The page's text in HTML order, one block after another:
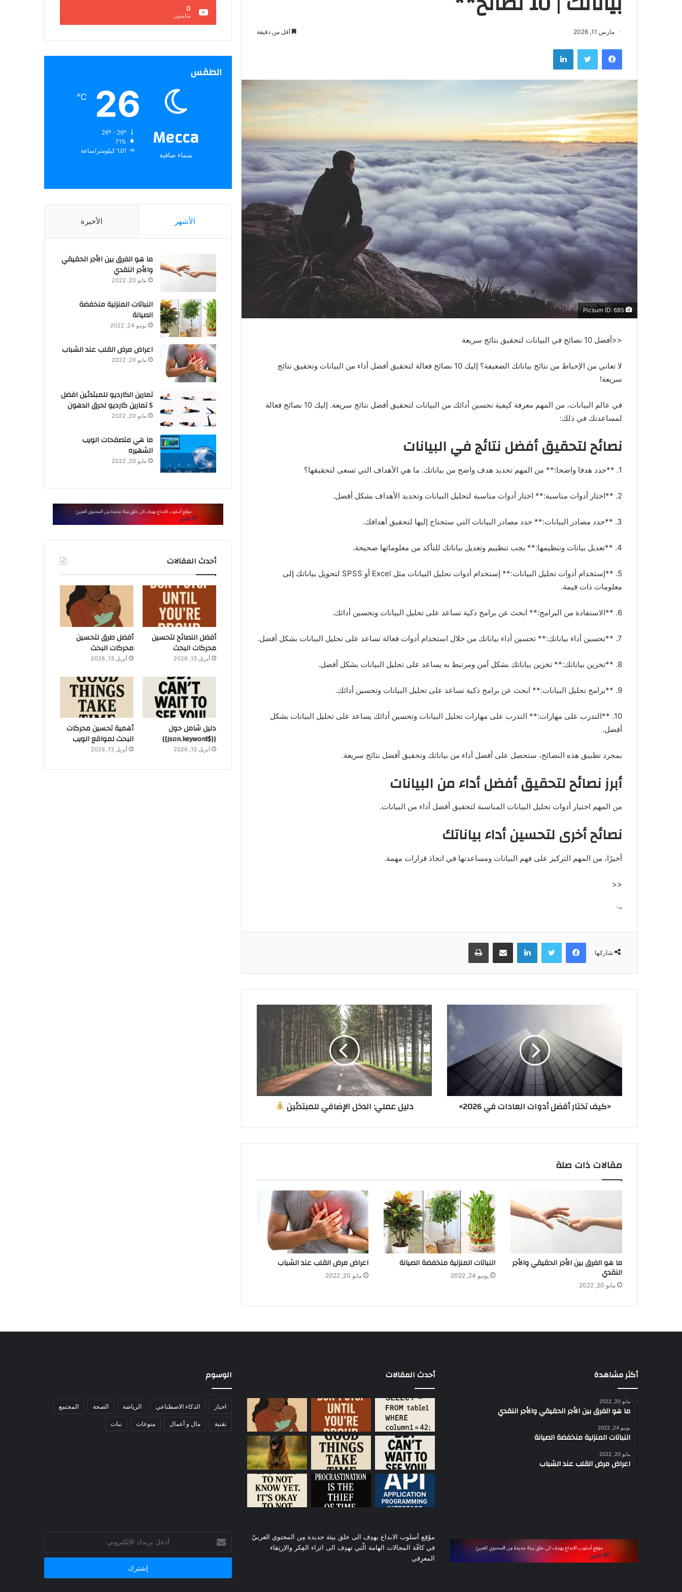
مارس 11, 2026 أقل من دقيقة
فيسبوك
<<أفضل 10 نصائح في البيانات لتحقيق نتائج سريعة
لا تعاني من الإحباط من نتائج بياناتك الضعيفة؟ إليك 10 نصائح فعالة لتحقيق أفضل أداء من البيانات وتحقيق نتائج
سريعة!
في عالم البيانات، من المهم معرفة كيفية تحسين أدائك من البيانات لتحقيق أفضل نتائج سريعة. إليك 10 نصائح فعالة
لمساعدتك في ذلك:
نصائح لتحقيق أفضل نتائج في البيانات
1. **حدد هدفا واضحا:** من المهم تحديد هدف واضح من بياناتك. ما هي الأهداف التي تسعى لتحقيقها؟
2. **اختار أدوات مناسبة:** اختار أدوات مناسبة لتحليل البيانات وتحديد الأهداف بشكل أفضل.
3. **حدد مصادر البيانات:** حدد مصادر البيانات التي ستحتاج إليها لتحقيق أهدافك.
4. **تعديل بيانات وتنظيمها:** يجب تنظييم وتعديل بياناتك للتأكد من معلوماتها صحيحة.
5. **إستخدام أدوات تحليل البيانات:** إستخدام أدوات تحليل البيانات مثل Excel أو SPSS لتحويل بياناتك إلى
معلومات ذات قيمة.
6. **الاستفادة من البرامج:** ابحث عن برامج ذكية تساعد على تحليل البيانات وتحسين أدائك.
7. **تحسين أداء بياناتك:** تحسين أداء بياناتك من خلال استخدام أدوات فعالة تساعد على تحليل البيانات بشكل أفضل.
8. **تخزين بياناتك:** تخزين بياناتك بشكل آمن ومرتبط به يساعد على تحليل البيانات بشكل أفضل.
9. **برامج تحليل البيانات:** ابحث عن برامج ذكية تساعد على تحليل البيانات وتحسين أدائك.
10. **التدرب على مهارات:** التدرب على مهارات تحليل البيانات وتحسين أدائك يساعد على تحليل البيانات بشكل
أفضل.
بمجرد تطبيق هذه النصائح، ستحصل على أفضل أداء من بياناتك وتحقيق أفضل نتائج سريعة.
أبرز نصائح لتحقيق أفضل أداء من البيانات
من المهم اختيار أدوات تحليل البيانات المناسبة لتحقيق أفضل أداء من البيانات.
نصائح أخرى لتحسين أداء بياناتك
أخيرًا، من المهم التركيز على فهم البيانات ومساعدتها في اتخاذ قرارات مهمة.
<<
“`
شاركها
فيسبوك لينكدإن
<كيف تختار أفضل أدوات العادات في 2026> دليل عملي: الدخل الإضافي للمبتدئين
مقالات ذات صلة
ما هو الفرق بين الأجر الحقيقي والأجر
النقدي
مايو 20, 2022
النباتات المنزلية منخفضة الصيانة
يونيو 24, 2022
اعراض مرض القلب عند الشباب
مايو 20, 2022
0
متابعون
الطقس
Mecca
سماء صافية
26
℃
71%
1.01 كيلومتر/ساعة
الأشهر الأخيرة
ما هو الفرق بين الأجر الحقيقي
والأجر النقدي
مايو 20, 2022
النباتات المنزلية منخفضة
الصيانة
يونيو 24, 2022
اعراض مرض القلب عند الشباب
مايو 20, 2022
تمارين الكارديو للمبتدئين افضل
5 تمارين كارديو لحرق الدهون
مايو 20, 2022
ما هي متصفحات الويب
الشهيره
مايو 20, 2022
أحدث المقالات
أفضل النصائح لتحسين
محركات البحث
أبريل 13, 2026
أفضل طرق لتحسين
محركات البحث
أبريل 13, 2026
دليل شامل حول
{{$json.keyword}}
أبريل 13, 2026
أهمية تحسين محركات
البحث لمواقع الويب
أبريل 13, 2026
أكثر مشاهدة
مايو 20, 2022
ما هو الفرق بين الأجر الحقيقي والأجر النقدي
يونيو 24, 2022
النباتات المنزلية منخفضة الصيانة
مايو 20, 2022
اعراض مرض القلب عند الشباب
أحدث المقالات الوسوم
احبار الذكاء الاصطناعي الرياضة الصحة المجتمع
تقنية مال و أعمال منوعات نبات
موْقِع أسلوب الابداع يهدِف الى خلق بيئة جديدة مِن المحتوي العربيّ
في كافّة المجالات الهامة الّتي تهدِف الى اثراء الفِكر والاِرتِقاء
المعرِفي
أدخل
بريدك
الإلكتروني